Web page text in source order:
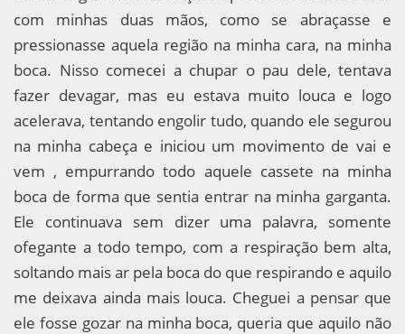
com minhas duas mãos, como se abraçasse e
pressionasse aquela região na minha cara, na minha
boca. Nisso comecei a chupar o pau dele, tentava
fazer devagar, mas eu estava muito louca e logo
acelerava, tentando engolir tudo, quando ele segurou
na minha cabeça e iniciou um movimento de vai e
vem , empurrando todo aquele cassete na minha
boca de forma que sentia entrar na minha garganta.
Ele continuava sem dizer uma palavra, somente
ofegante a todo tempo, com a respiração bem alta,
soltando mais ar pela boca do que respirando e aquilo
me deixava ainda mais louca. Cheguei a pensar que
ele fosse gozar na minha boca, queria que aquilo não